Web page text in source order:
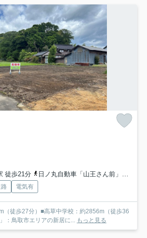
徒歩21分
日ノ丸自動車「山王さん前」バス停下車 徒歩3分
電気有
（徒歩27分）■高草中学校：約2856m（徒歩36
：鳥取市エリアの新居に... もっと見る